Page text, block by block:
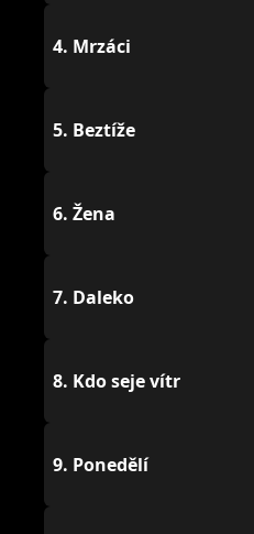
4. Mrzáci
5. Beztíže
6. Žena
7. Daleko
8. Kdo seje vítr
9. Ponedělí